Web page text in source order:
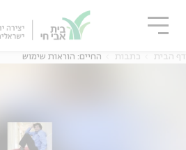
אנגלית
דף הבית כתבות החיים: הוראות שימוש
סגור